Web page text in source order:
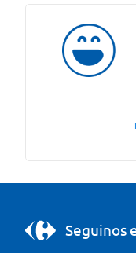
Seguinos